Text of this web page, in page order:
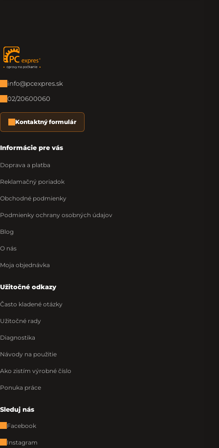
Zápätie
info@pcexpres.sk
02/20600060
Kontaktný formulár
Informácie pre vás
Doprava a platba
Reklamačný poriadok
Obchodné podmienky
Podmienky ochrany osobných údajov
Blog
O nás
Moja objednávka
Užitočné odkazy
Často kladené otázky
Užitočné rady
Diagnostika
Návody na použitie
Ako zistím výrobné číslo
Ponuka práce
Sleduj nás
Facebook
Instagram